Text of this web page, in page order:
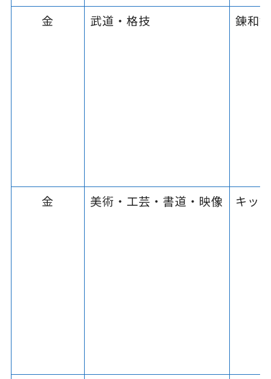
金 武道・格技 錬和
金 美術・工芸・書道・映像 キッ